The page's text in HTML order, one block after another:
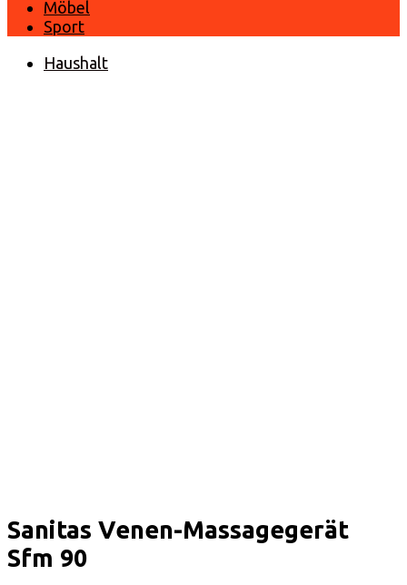
Möbel
Sport
Haushalt
Sanitas Venen-Massagegerät
Sfm 90